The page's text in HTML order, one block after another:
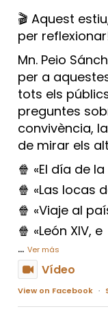
🎬 Aquest
per
Mn. Peio
per a
tots els
preguntes
convivència,
de mirar els
🍿 «El día de
🍿 «Las locas
🍿 «Viaje al
🍿 «León XIV, e
... Ver más
Vídeo
View on Facebook ·